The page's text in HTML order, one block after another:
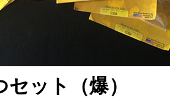
セット（爆）